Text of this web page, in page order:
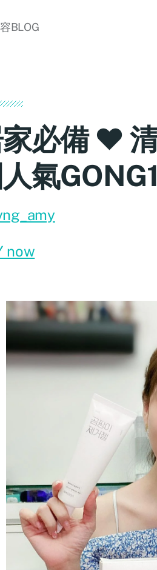
BLOG
必備 ♥
人氣
now